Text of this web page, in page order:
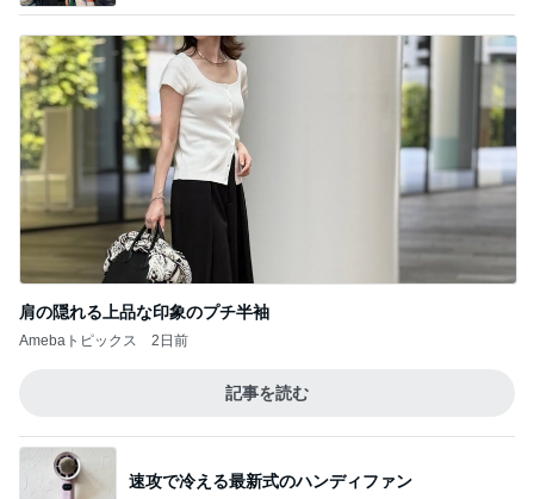
肩の隠れる上品な印象のプチ半袖
Amebaトピックス 2日前
記事を読む
速攻で冷える最新式のハンディファン